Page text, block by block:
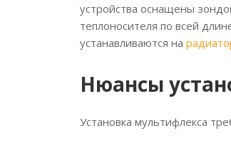
устройства оснащены
теплоносителя по всей
устанавливаются на
Нюансы
Установка мультифлекса